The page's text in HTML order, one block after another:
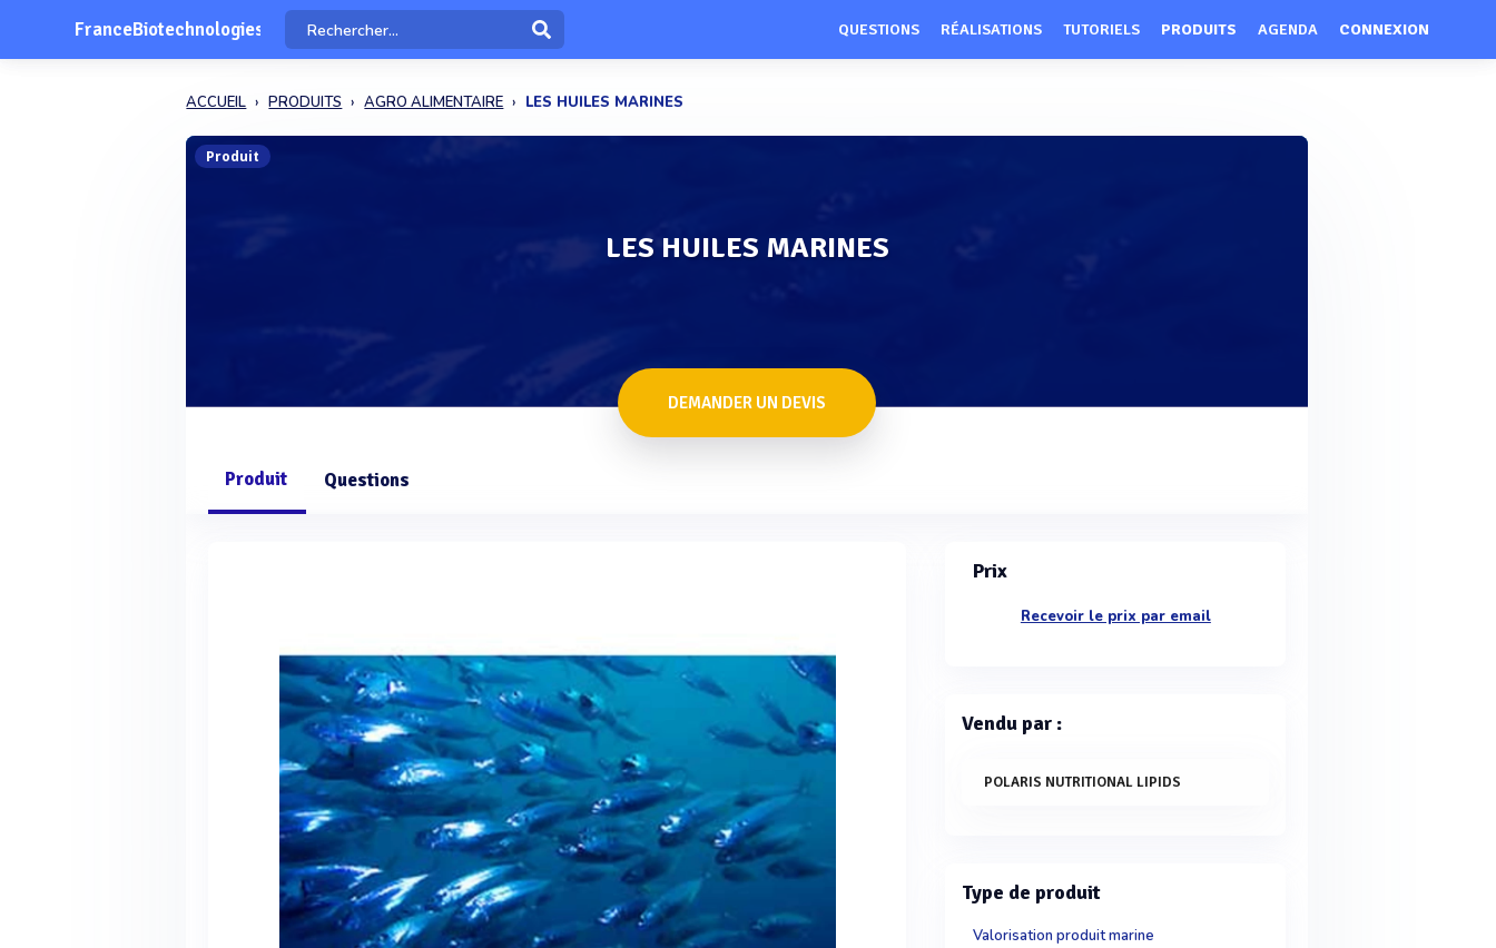
FranceBiotechnologies QUESTIONS RÉALISATIONS TUTORIELS PRODUITS AGENDA CONNEXION
ACCUEIL PRODUITS AGRO ALIMENTAIRE LES HUILES MARINES
Produit
LES HUILES MARINES
DEMANDER UN DEVIS
Produit Questions
Prix
Recevoir le prix par email
Vendu par :
POLARIS NUTRITIONAL LIPIDS
Type de produit
Valorisation produit marine